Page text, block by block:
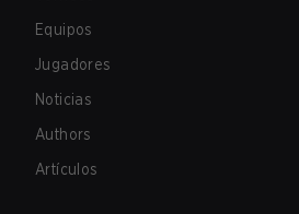
Equipos
Jugadores
Noticias
Authors
Artículos